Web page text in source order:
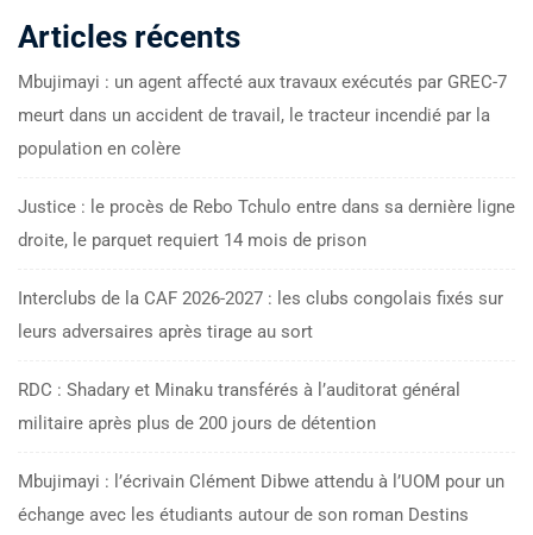
Articles récents
Mbujimayi : un agent affecté aux travaux exécutés par GREC-7
meurt dans un accident de travail, le tracteur incendié par la
population en colère
Justice : le procès de Rebo Tchulo entre dans sa dernière ligne
droite, le parquet requiert 14 mois de prison
Interclubs de la CAF 2026-2027 : les clubs congolais fixés sur
leurs adversaires après tirage au sort
RDC : Shadary et Minaku transférés à l’auditorat général
militaire après plus de 200 jours de détention
Mbujimayi : l’écrivain Clément Dibwe attendu à l’UOM pour un
échange avec les étudiants autour de son roman Destins